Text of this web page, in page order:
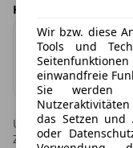
Händlerangebot von
Moll GmbH &
Impressum &
Unverbindliches
Zwischenverkauf
Wir bzw. diese
Tools und
einwandfreie
Sie werden
das Setzen und
oder